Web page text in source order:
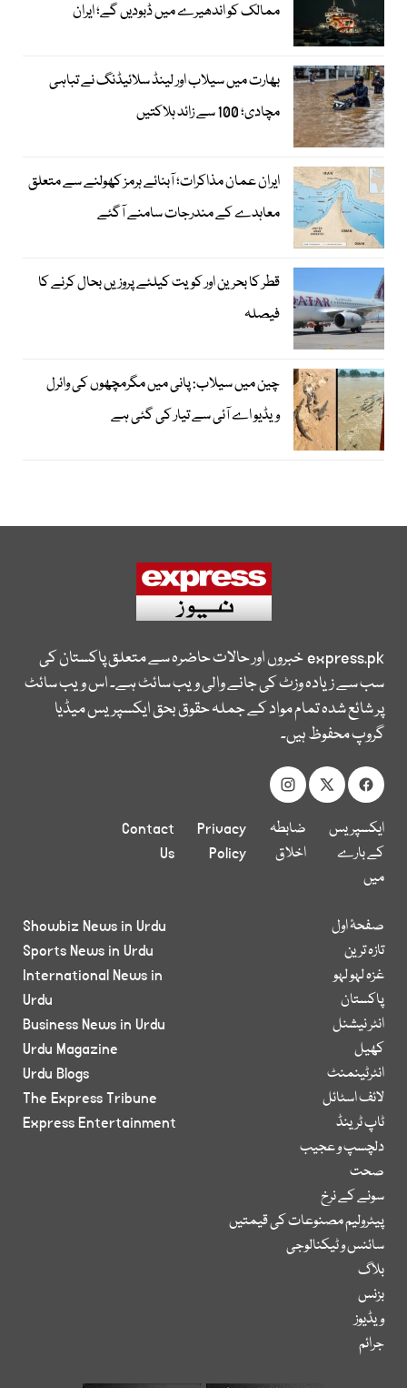
ممالک کو اندھیرے میں ڈبودیں گے؛ ایران
بھارت میں سیلاب اور لینڈ سلائیڈنگ نے تباہی
مچادی؛ 100 سے زائد ہلاکتیں
ایران عمان مذاکرات؛ آبنائے ہرمز کھولنے سے متعلق
معاہدے کے مندرجات سامنے آگئے
قطر کا بحرین اور کویت کیلئے پروزیں بحال کرنے کا
فیصلہ
چین میں سیلاب: پانی میں مگرمچھوں کی وائرل
ویڈیو اے آئی سے تیار کی گئی ہے
express.pkخبروں اور حالات حاضرہ سے متعلق پاکستان کی
سب سے زیادہ وزٹ کی جانے والی ویب سائٹ ہے۔ اس ویب سائٹ
پر شائع شدہ تمام مواد کے جملہ حقوق بحق ایکسپریس میڈیا
گروپ محفوظ ہیں۔
ایکسپریس
کے بارے
میں
ضابطہ
اخلاق
Privacy
Policy
Contact
Us
صفحۂ اول
تازہ ترین
غزہ لہو لہو
پاکستان
انٹر نیشنل
کھیل
انٹرٹینمنٹ
لائف اسٹائل
ٹاپ ٹرینڈ
دلچسپ و عجیب
صحت
سونے کے نرخ
پیٹرولیم مصنوعات کی قیمتیں
سائنس و ٹیکنالوجی
بلاگ
بزنس
ویڈیوز
جرائم
Showbiz News in Urdu
Sports News in Urdu
International News in
Urdu
Business News in Urdu
Urdu Magazine
Urdu Blogs
The Express Tribune
Express Entertainment